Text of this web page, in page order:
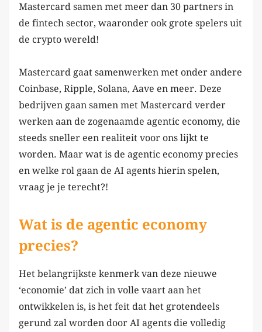
Mastercard samen met meer dan 30 partners in
de fintech sector, waaronder ook grote spelers uit
de crypto wereld!
Mastercard gaat samenwerken met onder andere
Coinbase, Ripple, Solana, Aave en meer. Deze
bedrijven gaan samen met Mastercard verder
werken aan de zogenaamde agentic economy, die
steeds sneller een realiteit voor ons lijkt te
worden. Maar wat is de agentic economy precies
en welke rol gaan de AI agents hierin spelen,
vraag je je terecht?!
Wat is de agentic economy
precies?
Het belangrijkste kenmerk van deze nieuwe
‘economie’ dat zich in volle vaart aan het
ontwikkelen is, is het feit dat het grotendeels
gerund zal worden door AI agents die volledig